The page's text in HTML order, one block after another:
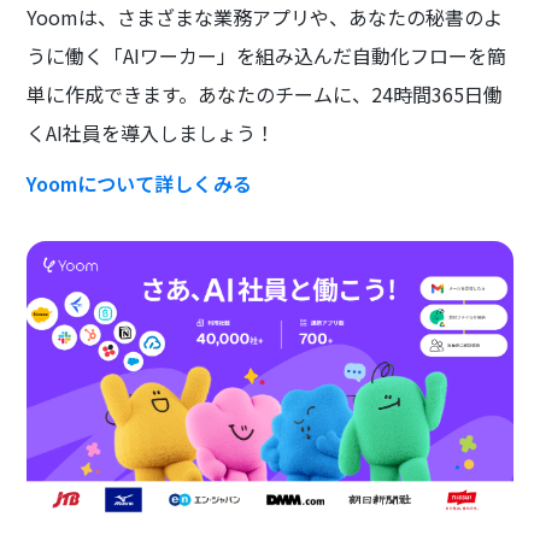
Yoomは、さまざまな業務アプリや、あなたの秘書のよ
うに働く「AIワーカー」を組み込んだ自動化フローを簡
単に作成できます。あなたのチームに、24時間365日働
くAI社員を導入しましょう！
Yoomについて詳しくみる